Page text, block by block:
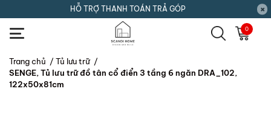
HỖ TRỢ THANH TOÁN TRẢ GÓP
0
Trang chủ / Tủ lưu trữ /
SENGE, Tủ lưu trữ đồ tân cổ điển 3 tầng 6 ngăn DRA_102,
122x50x81cm